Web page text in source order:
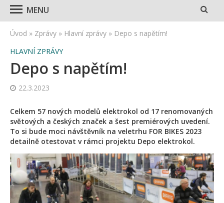
MENU
Úvod » Zprávy » Hlavní zprávy » Depo s napětím!
HLAVNÍ ZPRÁVY
Depo s napětím!
22.3.2023
Celkem 57 nových modelů elektrokol od 17 renomovaných
světových a českých značek a šest premiérových uvedení.
To si bude moci návštěvník na veletrhu FOR BIKES 2023
detailně otestovat v rámci projektu Depo elektrokol.